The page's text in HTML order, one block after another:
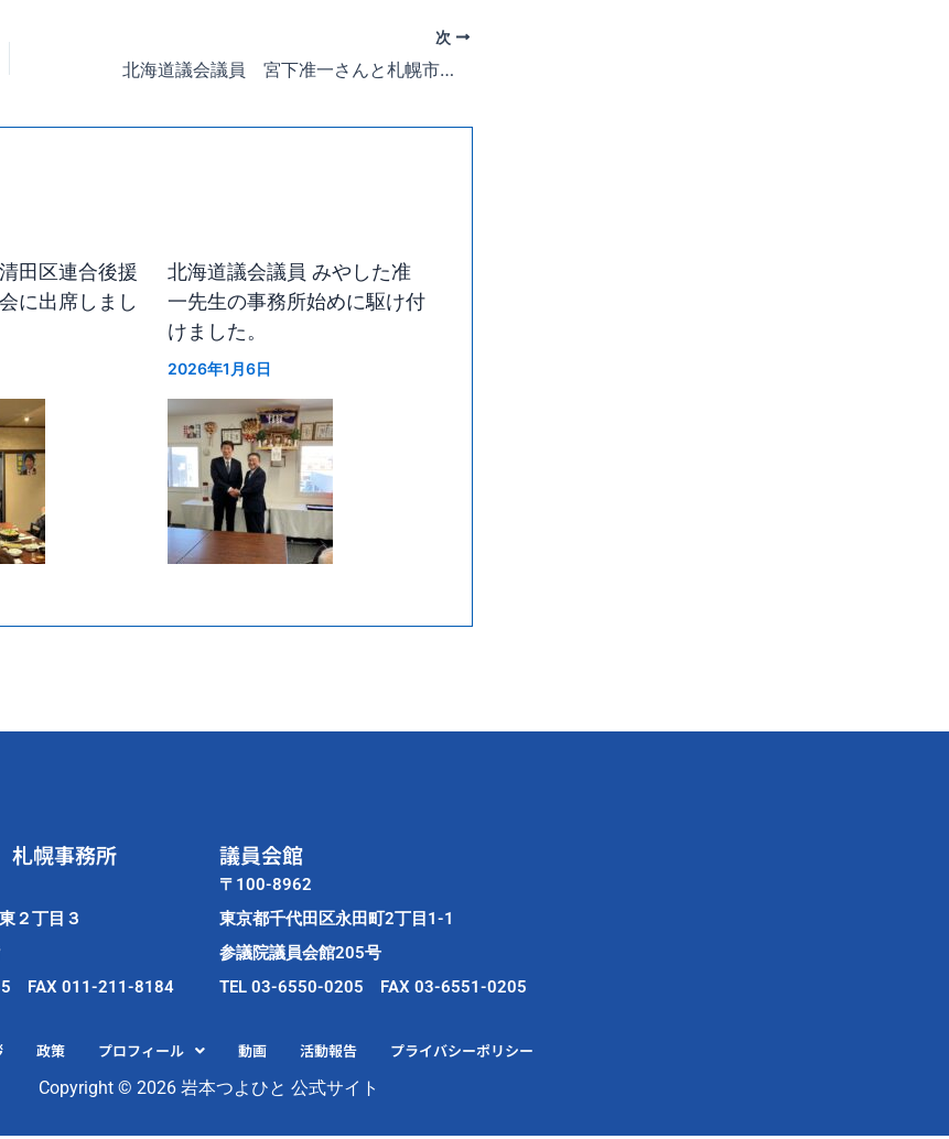
次
北海道議会議員 宮下准一さんと札幌市議会議員 北村光一郎さんの合同ボウリング大会が開催されました。
田区連合後援
に出席しまし
北海道議会議員 みやした准
一先生の事務所始めに駆け付
けました。
2026年1月6日
幌事務所
２丁目３
FAX 011-211-8184
議員会館
〒100-8962
東京都千代田区永田町2丁目1-1
参議院議員会館205号
TEL 03-6550-0205 FAX 03-6551-0205
政策 プロフィール 動画 活動報告
プライバシーポリシー
Copyright © 2026 岩本つよひと 公式サイト